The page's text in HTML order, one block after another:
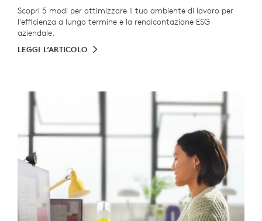
Scopri 5 modi per ottimizzare il tuo ambiente di lavoro per
l'efficienza a lungo termine e la rendicontazione ESG
aziendale.
LEGGI L’ARTICOLO